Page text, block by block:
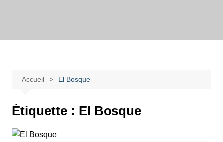
Accueil El Bosque
Étiquette : El Bosque